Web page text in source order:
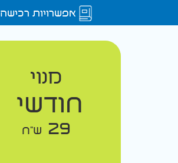
אפשרויות רכישה
מנוי
חודשי
29 ש"ח